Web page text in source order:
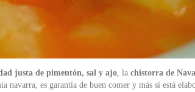
justa de pimentón, sal y ajo , la chistorra de
es garantía de buen comer y más si está